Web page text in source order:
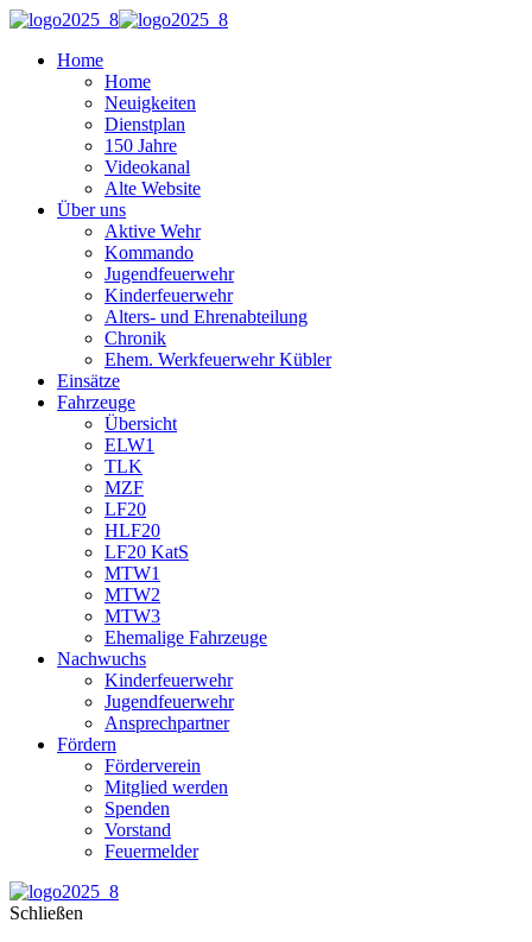
Home
Home
Neuigkeiten
Dienstplan
150 Jahre
Videokanal
Alte Website
Über uns
Aktive Wehr
Kommando
Jugendfeuerwehr
Kinderfeuerwehr
Alters- und Ehrenabteilung
Chronik
Ehem. Werkfeuerwehr Kübler
Einsätze
Fahrzeuge
Übersicht
ELW1
TLK
MZF
LF20
HLF20
LF20 KatS
MTW1
MTW2
MTW3
Ehemalige Fahrzeuge
Nachwuchs
Kinderfeuerwehr
Jugendfeuerwehr
Ansprechpartner
Fördern
Förderverein
Mitglied werden
Spenden
Vorstand
Feuermelder
Schließen